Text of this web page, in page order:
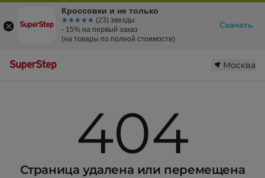
Москва
404
Страница удалена или перемещена
Кроссовки и не только
☆☆☆☆☆
★★★★★ (23) звезды
- 15% на первый заказ
(на товары по полной стоимости)
Скачать